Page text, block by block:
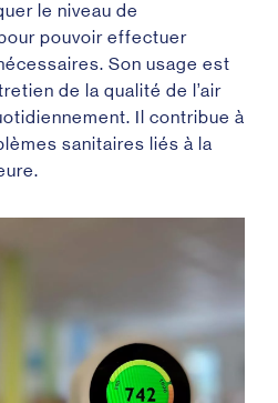
le niveau de
pouvoir effectuer
Son usage est
de la qualité de l’air
Il contribue à
sanitaires liés à la